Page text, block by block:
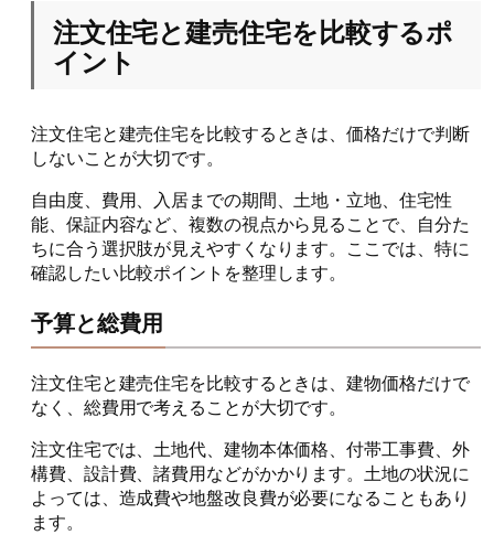
注文住宅と建売住宅を比較するポ
イント
注文住宅と建売住宅を比較するときは、価格だけで判断
しないことが大切です。
自由度、費用、入居までの期間、土地・立地、住宅性
能、保証内容など、複数の視点から見ることで、自分た
ちに合う選択肢が見えやすくなります。ここでは、特に
確認したい比較ポイントを整理します。
予算と総費用
注文住宅と建売住宅を比較するときは、建物価格だけで
なく、総費用で考えることが大切です。
注文住宅では、土地代、建物本体価格、付帯工事費、外
構費、設計費、諸費用などがかかります。土地の状況に
よっては、造成費や地盤改良費が必要になることもあり
ます。